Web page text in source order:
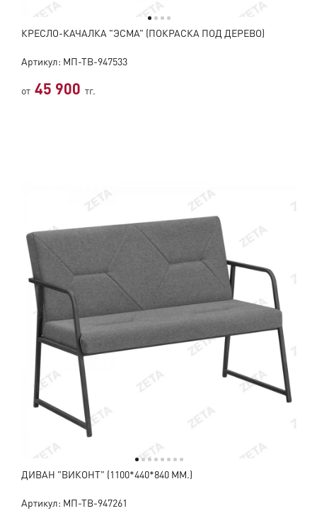
КРЕСЛО-КАЧАЛКА "ЭСМА" (ПОКРАСКА ПОД ДЕРЕВО)
Артикул: МП-ТВ-947533
от 45 900 тг.
ДИВАН "ВИКОНТ" (1100*440*840 ММ.)
Артикул: МП-ТВ-947261